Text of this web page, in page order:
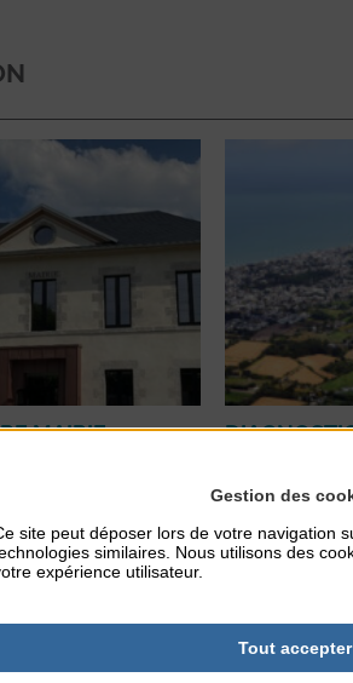
MAIRIE
mairie sera
24 décembre
25 décembre
Mercredi 31
midi) Jeudi 1er
2 janvier ...
Enquête dans
problématiques
préalable à la
Gestion des
site peut déposer lors de votre navigation
similaires. Nous utilisons des
expérience utilisateur.
Tout accepter